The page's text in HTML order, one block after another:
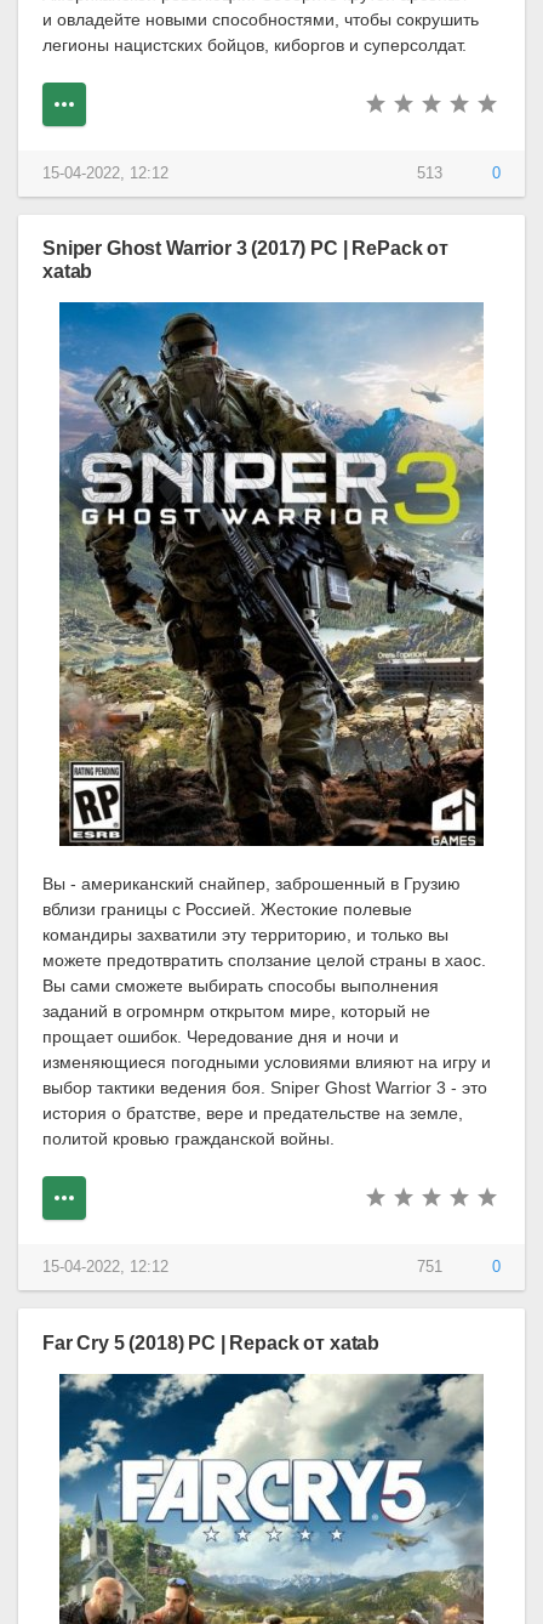
и овладейте новыми способностями, чтобы сокрушить
легионы нацистских бойцов, киборгов и суперсолдат.
513 0
15-04-2022, 12:12
Sniper Ghost Warrior 3 (2017) PC | RePack от
xatab
Вы - американский снайпер, заброшенный в Грузию
вблизи границы с Россией. Жестокие полевые
командиры захватили эту территорию, и только вы
можете предотвратить сползание целой страны в хаос.
Вы сами сможете выбирать способы выполнения
заданий в огромнрм открытом мире, который не
прощает ошибок. Чередование дня и ночи и
изменяющиеся погодными условиями влияют на игру и
выбор тактики ведения боя. Sniper Ghost Warrior 3 - это
история о братстве, вере и предательстве на земле,
политой кровью гражданской войны.
751 0
15-04-2022, 12:12
Far Cry 5 (2018) PC | Repack от xatab